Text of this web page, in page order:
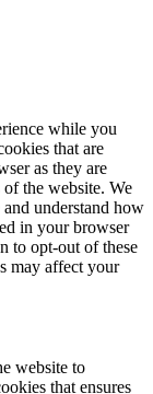
while you
that are
as they are
the website. We
understand how
in your browser
to opt-out of these
may affect your
website to
that ensures